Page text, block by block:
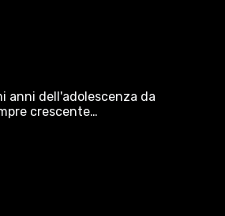
anni dell'adolescenza da
crescente…